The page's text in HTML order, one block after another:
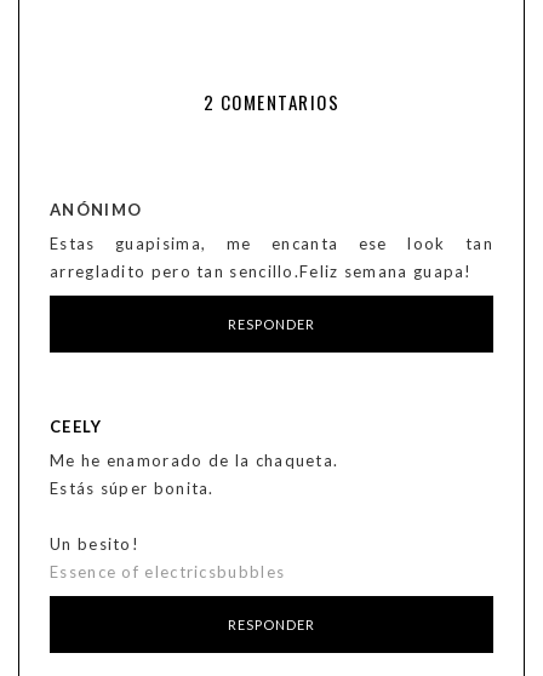
2 COMENTARIOS
ANÓNIMO
Estas guapisima, me encanta ese look tan
arregladito pero tan sencillo.Feliz semana guapa!
RESPONDER
CEELY
Me he enamorado de la chaqueta.
Estás súper bonita.
Un besito!
Essence of electricsbubbles
RESPONDER